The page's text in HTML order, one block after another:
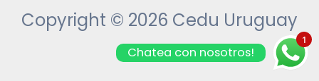
Copyright © 2026 Cedu Uruguay
1
Chatea con nosotros!